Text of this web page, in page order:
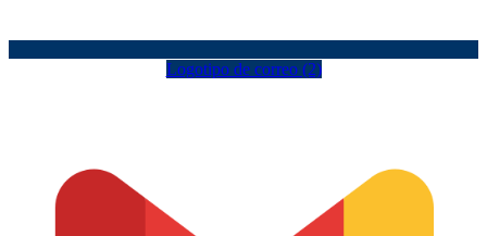
Logotipo de correo (2)